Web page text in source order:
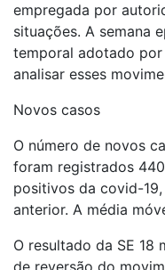
empregada por
situações. A semana
temporal adotado
analisar esses
Novos casos
O número de novos
foram registrados
positivos da covid-
anterior. A média
O resultado da SE 18